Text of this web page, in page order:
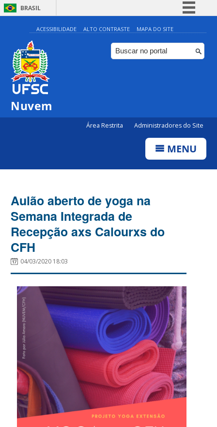
BRASIL
Simplifique!
Comunica BR
Participe
ACESSIBILIDADE ALTO CONTRASTE MAPA DO SITE
Nuvem
Área Restrita Administradores do Site
MENU
Aulão aberto de yoga na
Semana Integrada de
Recepção axs Calourxs do
CFH
04/03/2020 18:03